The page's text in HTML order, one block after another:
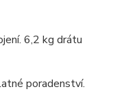
6,2 kg drátu
poradenství.